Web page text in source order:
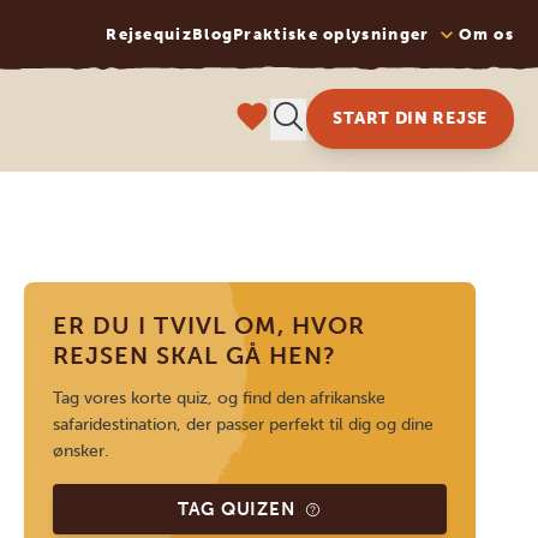
RejsequizBlogPraktiske oplysninger Om os
START DIN REJSE
ER DU I TVIVL OM, HVOR
REJSEN SKAL GÅ HEN?
Tag vores korte quiz, og find den afrikanske
safaridestination, der passer perfekt til dig og dine
ønsker.
TAG QUIZEN